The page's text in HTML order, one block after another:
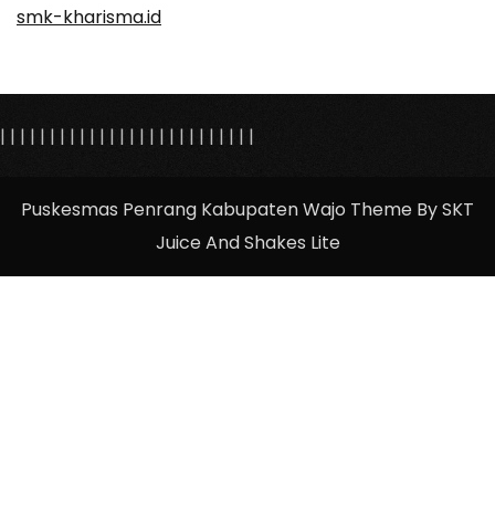
smk-kharisma.id
| | | | | | | | | | | | | | | | | | | | | | | | | |
Puskesmas Penrang Kabupaten Wajo Theme By SKT
Juice And Shakes Lite